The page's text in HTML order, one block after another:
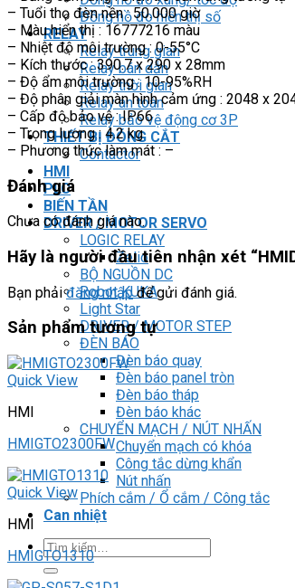
Đồng hồ đo hiển thị số
RELAY
Relay trung gian
Relay bán dẫn
Relay thời gian
Relay an toàn
Relay bảo vệ động cơ 3P
THIẾT BỊ ĐÓNG CẮT
Contactor
HMI
PLC
BIẾN TẦN
DRIVER / MOTOR SERVO
LOGIC RELAY
Zelio
BỘ NGUỒN DC
Robot KUKA
Light Star
DRIVER / MOTOR STEP
ĐÈN BÁO
Đèn báo quay
Đèn báo panel tròn
Đèn báo tháp
Đèn báo khác
CHUYỂN MẠCH / NÚT NHẤN
Chuyển mạch có khóa
Công tắc dừng khẩn
Nút nhấn
Phích cắm / Ổ cắm / Công tắc
Can nhiệt
Tìm
kiếm:
– Tuổi thọ đèn nền : 50.000 giờ
– Màu hiển thị : 16777216 màu
– Nhiệt độ môi trường : 0-55°C
– Kích thước : 390.7 x 290 x 28mm
– Độ ẩm môi trường : 10-95%RH
– Độ phân giải màn hình cảm ứng : 2048 x
– Cấp độ bảo vệ : IP66
– Trọng lượng : 4.2 kg
– Phương thức làm mát : –
Đánh giá
Chưa có đánh giá nào.
Hãy là người đầu tiên nhận xét
Bạn phảiđăng nhậpđể gửi đánh giá.
Sản phẩm tương tự
Quick View
HMI
HMIGTO2300FW
Quick View
HMI
HMIGTO1310